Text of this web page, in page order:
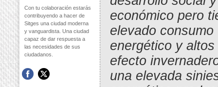
Con tu colaboración estarás
contribuyendo a hacer de
Sitges una ciudad moderna
y vanguardista. Una ciudad
capaz de dar respuesta a
las necesidades de sus
ciudadanos.
económico pero
elevado consumo
energético y
efecto
una elevada